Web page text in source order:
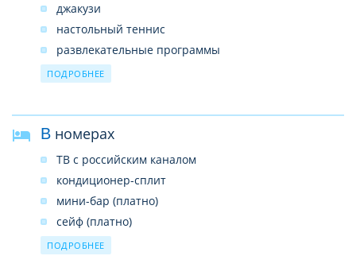
джакузи
настольный теннис
развлекательные программы
сауна платно
бильярд платно
верховая езда платно
ПОДРОБНЕЕ
В номерах
ТВ с российским каналом
кондиционер-сплит
мини-бар (платно)
сейф (платно)
душ
ПОДРОБНЕЕ